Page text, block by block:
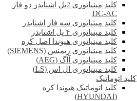
کلید مینیاتوری 2پل اشنایدر دو فاز
DC-AC
کلید مینیاتوری سه فاز اشنایدر
کلید مینیاتوری ۴ پل اشنایدر
کلید مینیاتوری هیوندا اصل کره
کلید مینیاتوری زیمنس (SIEMENS)
کلید مینیاتوری آاگ (AEG)
کلید مینیاتوری ال اس (LS)
کلید اتوماتیک
کلید اتوماتیک هیوندا کره
(HYUNDAI)